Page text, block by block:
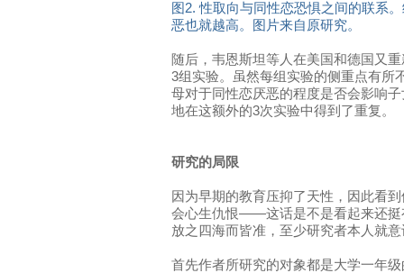
图2. 性取向与同性恋恐惧之间的联系
恶也就越高。图片来自原研究。
随后，韦恩斯坦等人在美国和德国又
3组实验。虽然每组实验的侧重点有所
母对于同性恋厌恶的程度是否会影响
地在这额外的3次实验中得到了重复。
研究的局限
因为早期的教育压抑了天性，因此看
会心生仇恨——这话是不是看起来还挺
放之四海而皆准，至少研究者本人就
首先作者所研究的对象都是大学一年